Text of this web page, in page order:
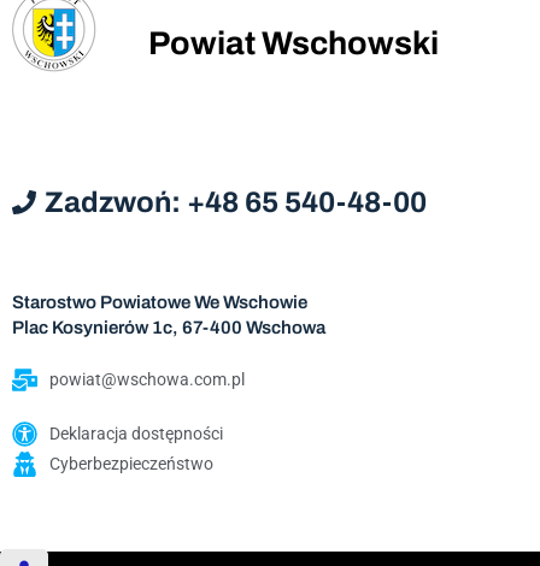
Powiat Wschowski
Zadzwoń: +48 65 540-48-00
Starostwo Powiatowe We Wschowie
Plac Kosynierów 1c, 67-400 Wschowa
powiat@wschowa.com.pl
Deklaracja dostępności
Cyberbezpieczeństwo